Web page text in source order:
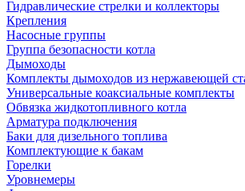
Гидравлические стрелки и коллекторы
Крепления
Насосные группы
Группа безопасности котла
Дымоходы
Комплекты дымоходов из нержавеющей
Универсальные коаксиальные комплекты
Обвязка жидкотопливного котла
Арматура подключения
Баки для дизельного топлива
Комплектующие к бакам
Горелки
Уровнемеры